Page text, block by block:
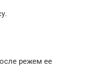
режем ее